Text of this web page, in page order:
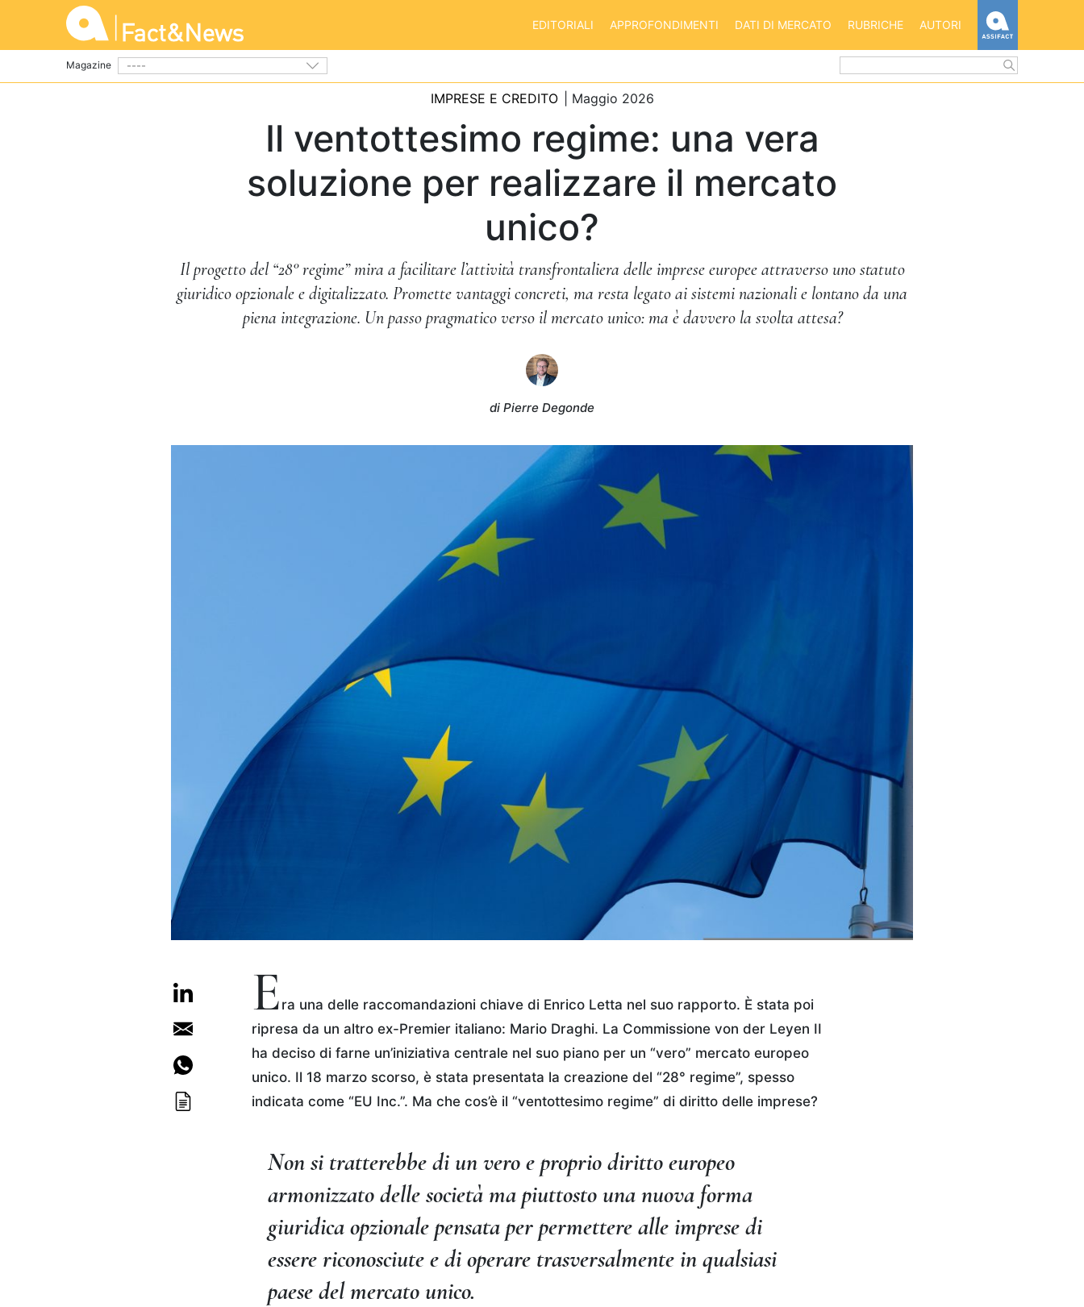
EDITORIALI APPROFONDIMENTI DATI DI MERCATO RUBRICHE AUTORI
HOME
ASSIFACT
Magazine ----
IMPRESE E CREDITO | Maggio 2026
Il ventottesimo regime: una vera
soluzione per realizzare il mercato
unico?
Il progetto del “28° regime” mira a facilitare l’attività transfrontaliera delle imprese europee attraverso uno statuto
giuridico opzionale e digitalizzato. Promette vantaggi concreti, ma resta legato ai sistemi nazionali e lontano da una
piena integrazione. Un passo pragmatico verso il mercato unico: ma è davvero la svolta attesa?
di Pierre Degonde
E ra una delle raccomandazioni chiave di Enrico Letta nel suo rapporto. È stata poi
ripresa da un altro ex-Premier italiano: Mario Draghi. La Commissione von der Leyen II
ha deciso di farne un’iniziativa centrale nel suo piano per un “vero” mercato europeo
unico. Il 18 marzo scorso, è stata presentata la creazione del “28° regime”, spesso
indicata come “EU Inc.”. Ma che cos’è il “ventottesimo regime” di diritto delle imprese?
Non si tratterebbe di un vero e proprio diritto europeo
armonizzato delle società ma piuttosto una nuova forma
giuridica opzionale pensata per permettere alle imprese di
essere riconosciute e di operare trasversalmente in qualsiasi
paese del mercato unico.